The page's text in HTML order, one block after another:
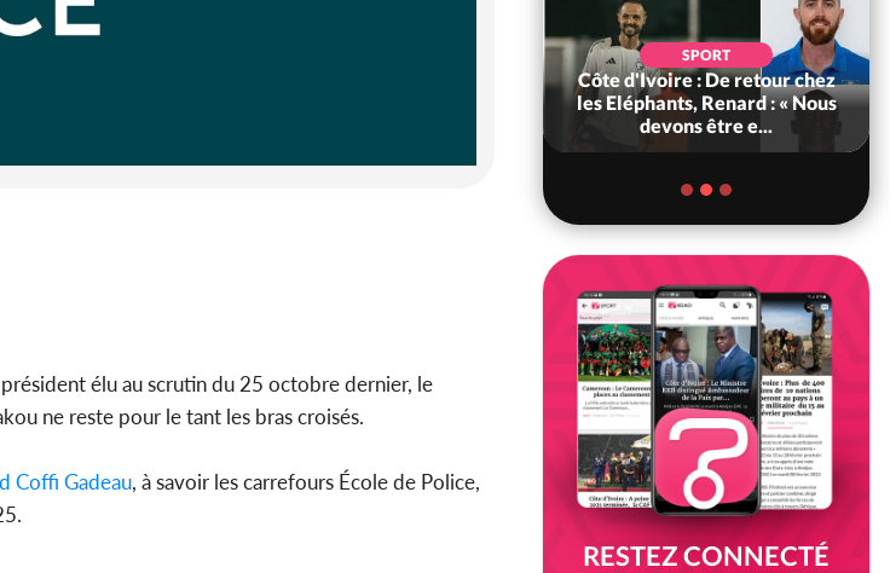
élu au scrutin du 25 octobre dernier, le
ne reste pour le tant les bras croisés.
Coffi Gadeau, à savoir les carrefours École de Police,
SPORT
Côte d'Ivoire : De retour chez
les Eléphants, Renard : « Nous
devons être e...
RESTEZ CONNECTÉ